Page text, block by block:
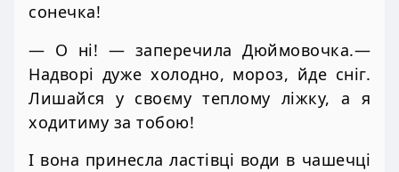
сонечка!
— О ні! — заперечила Дюймовочка.—
Надворі дуже холодно, мороз, йде сніг.
Лишайся у своєму теплому ліжку, а я
ходитиму за тобою!
І вона принесла ластівці води в чашечці